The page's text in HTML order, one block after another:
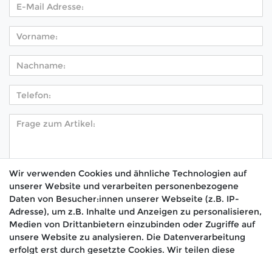
Hiermit bestätige ich, dass ich dieDaten­schutz­
erklärung gelesen habe. *
Absenden
Wir verwenden Cookies und ähnliche Technologien auf
unserer Website und verarbeiten personenbezogene
Daten von Besucher:innen unserer Webseite (z.B. IP-
Adresse), um z.B. Inhalte und Anzeigen zu personalisieren,
Medien von Drittanbietern einzubinden oder Zugriffe auf
unsere Website zu analysieren. Die Datenverarbeitung
erfolgt erst durch gesetzte Cookies. Wir teilen diese